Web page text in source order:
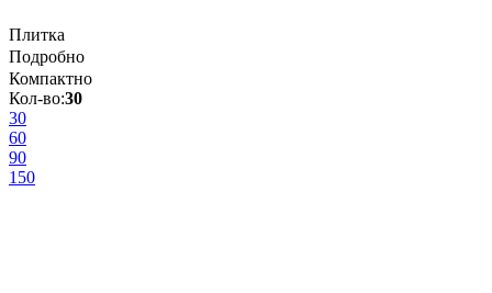
Плитка
Подробно
Компактно
Кол-во:30
30
60
90
150